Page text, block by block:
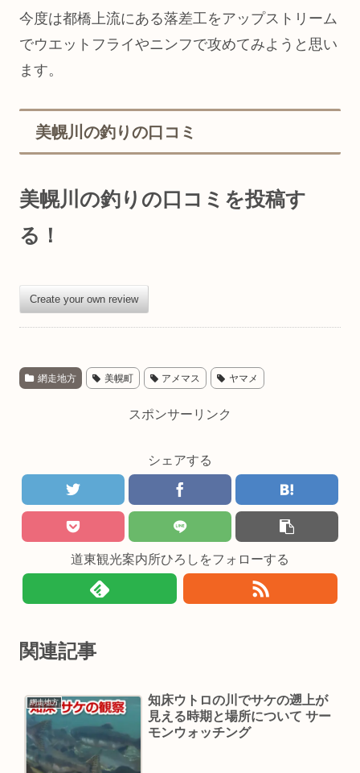
今度は都橋上流にある落差工をアップストリーム
でウエットフライやニンフで攻めてみようと思い
ます。
美幌川の釣りの口コミ
美幌川の釣りの口コミを投稿す
る！
Create your own review
網走地方 美幌町 アメマス ヤマメ
スポンサーリンク
シェアする
道東観光案内所ひろしをフォローする
関連記事
網走地方
知床ウトロの川でサケの遡上が
見える時期と場所について サー
モンウォッチング